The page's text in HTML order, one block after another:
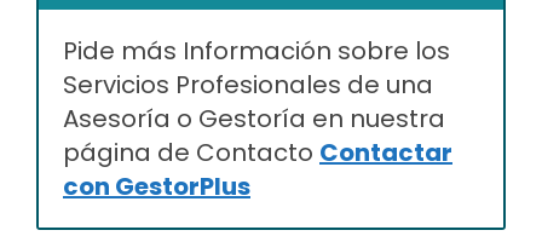
Pide más Información sobre los
Servicios Profesionales de una
Asesoría o Gestoría en nuestra
página de Contacto Contactar
con GestorPlus